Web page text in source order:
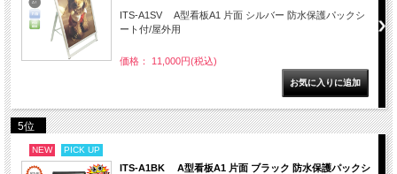
ITS-A1SV A型看板A1 片面 シルバー 防水保護パックシ
ート付/屋外用
価格： 11,000円(税込)
5位
NEW PICK UP
ITS-A1BK A型看板A1 片面 ブラック 防水保護パックシ